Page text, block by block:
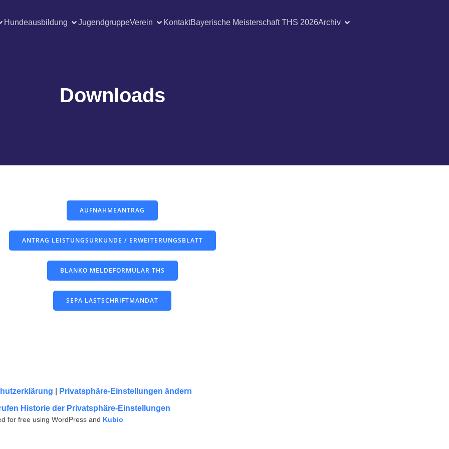
Hundeausbildung JugendgruppeVerein KontaktBayerische Meisterschaft THS 2026Archiv
Downloads
AUFNAHMEANTRAG
ANTRAG LEISTUNGSURKUNDE / ERWEITERUNGSBLATT
BLANKO MELDEFORMULAR THS
SEPA LASTSCHRIFTMANDAT
Privatsphäre-Einstellungen ändern
Historie der Privatsphäre-Einstellungen
for free using WordPress and Kubio